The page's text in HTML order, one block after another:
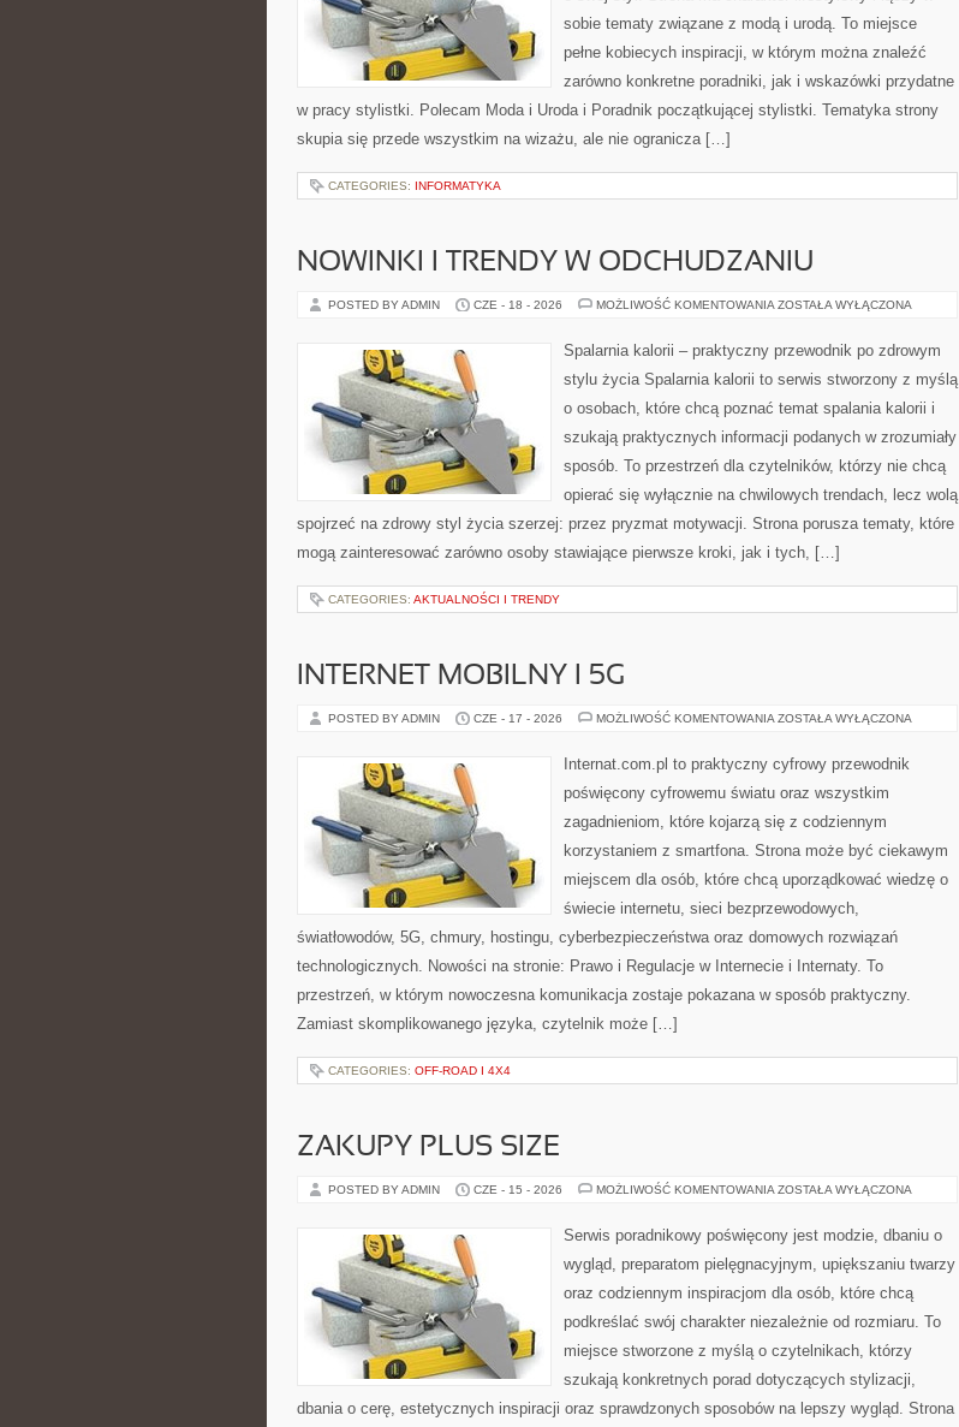
sobie tematy związane z modą i urodą. To miejsce
pełne kobiecych inspiracji, w którym można znaleźć
zarówno konkretne poradniki, jak i wskazówki przydatne
w pracy stylistki. Polecam Moda i Uroda i Poradnik początkującej stylistki. Tematyka strony
skupia się przede wszystkim na wizażu, ale nie ogranicza […]
CATEGORIES: INFORMATYKA
NOWINKI I TRENDY W ODCHUDZANIU
POSTED BY ADMIN CZE - 18 - 2026 MOŻLIWOŚĆ KOMENTOWANIA NOWINKI
ODCHUDZANIU
ZOSTAŁA WYŁĄCZONA
Spalarnia kalorii – praktyczny przewodnik po zdrowym
stylu życia Spalarnia kalorii to serwis stworzony z myślą
o osobach, które chcą poznać temat spalania kalorii i
szukają praktycznych informacji podanych w zrozumiały
sposób. To przestrzeń dla czytelników, którzy nie chcą
opierać się wyłącznie na chwilowych trendach, lecz wolą
spojrzeć na zdrowy styl życia szerzej: przez pryzmat motywacji. Strona porusza tematy, które
mogą zainteresować zarówno osoby stawiające pierwsze kroki, jak i tych, […]
CATEGORIES: AKTUALNOŚCI I TRENDY
INTERNET MOBILNY I 5G
POSTED BY ADMIN CZE - 17 - 2026 MOŻLIWOŚĆ KOMENTOWANIA INTERNET
5G
ZOSTAŁA WYŁĄCZONA
Internat.com.pl to praktyczny cyfrowy przewodnik
poświęcony cyfrowemu światu oraz wszystkim
zagadnieniom, które kojarzą się z codziennym
korzystaniem z smartfona. Strona może być ciekawym
miejscem dla osób, które chcą uporządkować wiedzę o
świecie internetu, sieci bezprzewodowych,
światłowodów, 5G, chmury, hostingu, cyberbezpieczeństwa oraz domowych rozwiązań
technologicznych. Nowości na stronie: Prawo i Regulacje w Internecie i Internaty. To
przestrzeń, w którym nowoczesna komunikacja zostaje pokazana w sposób praktyczny.
Zamiast skomplikowanego języka, czytelnik może […]
CATEGORIES: OFF-ROAD I 4X4
ZAKUPY PLUS SIZE
POSTED BY ADMIN CZE - 15 - 2026 MOŻLIWOŚĆ KOMENTOWANIA ZAKUPY
ZOSTAŁA WYŁĄCZONA
Serwis poradnikowy poświęcony jest modzie, dbaniu o
wygląd, preparatom pielęgnacyjnym, upiększaniu twarzy
oraz codziennym inspiracjom dla osób, które chcą
podkreślać swój charakter niezależnie od rozmiaru. To
miejsce stworzone z myślą o czytelnikach, którzy
szukają konkretnych porad dotyczących stylizacji,
dbania o cerę, estetycznych inspiracji oraz sprawdzonych sposobów na lepszy wygląd. Strona